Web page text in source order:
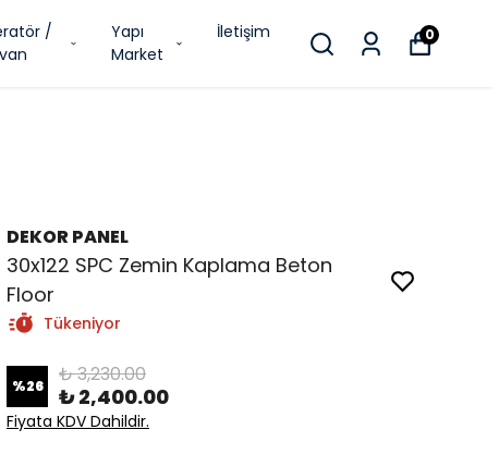
/
Yapı
Market
İletişim 0
DEKOR PANEL
30x122 SPC Zemin Kaplama Beton
Floor
Tükeniyor
%26 ₺ 3,230.00
₺ 2,400.00
Fiyata KDV Dahildir.